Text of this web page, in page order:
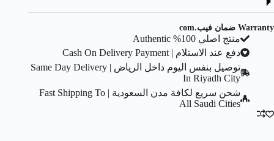
Warranty ضمان فيب.com
منتج اصلي 100% Authentic
دفع عند الاستلام | Cash On Delivery Payment
توصيل بنفس اليوم داخل الرياض | Same Day Delivery
In Riyadh City
شحن سريع لكافة مدن السعودية | Fast Shipping To
All Saudi Cities